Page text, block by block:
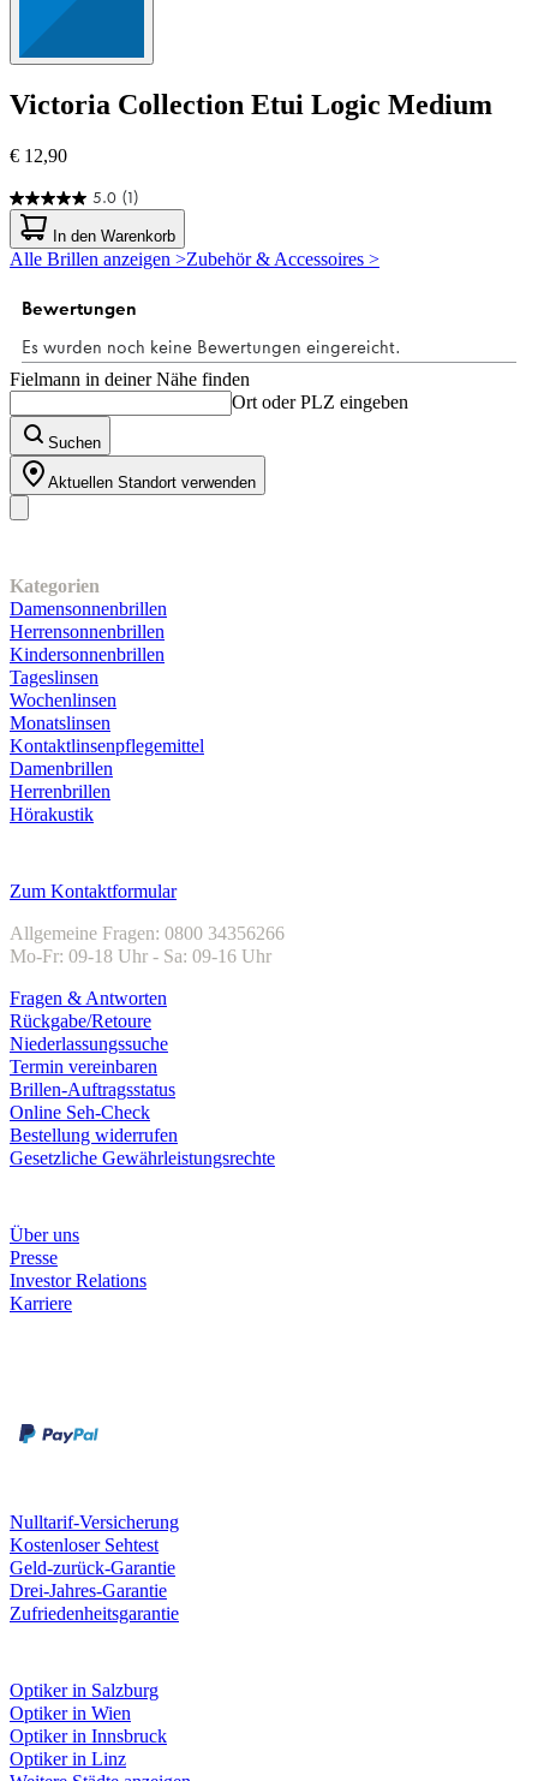
Victoria Collection Etui Logic Medium
€ 12,90
5.0 (1)
5.0
von
5
Sternen.
Bewertung
In den Warenkorb
Alle Brillen anzeigen >Zubehör & Accessoires >
Fielmann in deiner Nähe finden
Ort oder PLZ eingeben
Suchen
Aktuellen Standort verwenden
Kategorien
Damensonnenbrillen
Herrensonnenbrillen
Kindersonnenbrillen
Tageslinsen
Wochenlinsen
Monatslinsen
Kontaktlinsenpflegemittel
Damenbrillen
Herrenbrillen
Hörakustik
Zum Kontaktformular
Allgemeine Fragen: 0800 34356266
Mo-Fr: 09-18 Uhr - Sa: 09-16 Uhr
Fragen & Antworten
Rückgabe/Retoure
Niederlassungssuche
Termin vereinbaren
Brillen-Auftragsstatus
Online Seh-Check
Bestellung widerrufen
Gesetzliche Gewährleistungsrechte
Über uns
Presse
Investor Relations
Karriere
Nulltarif-Versicherung
Kostenloser Sehtest
Geld-zurück-Garantie
Drei-Jahres-Garantie
Zufriedenheitsgarantie
Optiker in Salzburg
Optiker in Wien
Optiker in Innsbruck
Optiker in Linz